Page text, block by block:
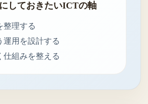
しておきたいICTの軸
整理する
運用を設計する
仕組みを整える